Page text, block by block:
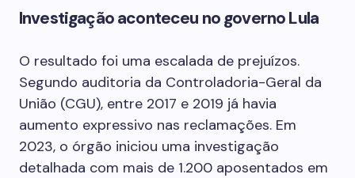
Investigação aconteceu no governo Lula
O resultado foi uma escalada de prejuízos.
Segundo auditoria da Controladoria-Geral da
União (CGU), entre 2017 e 2019 já havia
aumento expressivo nas reclamações. Em
2023, o órgão iniciou uma investigação
detalhada com mais de 1.200 aposentados em